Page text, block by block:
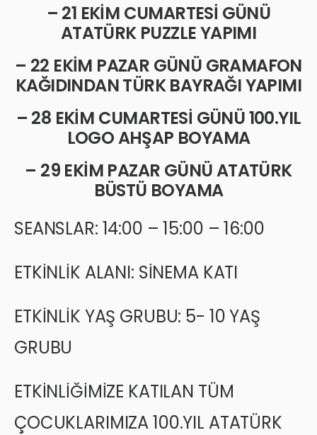
– 21 EKİM CUMARTESİ GÜNÜ
ATATÜRK PUZZLE YAPIMI
– 22 EKİM PAZAR GÜNÜ GRAMAFON
KAĞIDINDAN TÜRK BAYRAĞI YAPIMI
– 28 EKİM CUMARTESİ GÜNÜ 100.YIL
LOGO AHŞAP BOYAMA
– 29 EKİM PAZAR GÜNÜ ATATÜRK
BÜSTÜ BOYAMA
SEANSLAR: 14:00 – 15:00 – 16:00
ETKİNLİK ALANI: SİNEMA KATI
ETKİNLİK YAŞ GRUBU: 5- 10 YAŞ
GRUBU
ETKİNLİĞİMİZE KATILAN TÜM
ÇOCUKLARIMIZA 100.YIL ATATÜRK